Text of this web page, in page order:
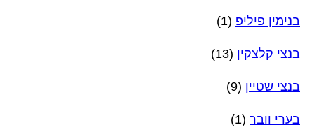
בנימין פיליפ (1)
בנצי קלצקין (13)
בנצי שטיין (9)
בערי וובר (1)